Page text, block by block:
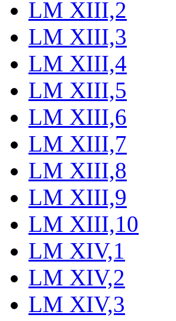
LM XIII,2
LM XIII,3
LM XIII,4
LM XIII,5
LM XIII,6
LM XIII,7
LM XIII,8
LM XIII,9
LM XIII,10
LM XIV,1
LM XIV,2
LM XIV,3